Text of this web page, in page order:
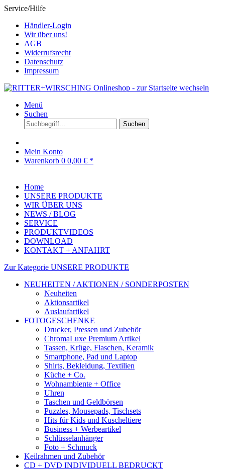
Service/Hilfe
Händler-Login
Wir über uns!
AGB
Widerrufsrecht
Datenschutz
Impressum
Menü
Suchen
Suchen
Mein Konto
Warenkorb 0 0,00 € *
Home
UNSERE PRODUKTE
WIR ÜBER UNS
NEWS / BLOG
SERVICE
PRODUKTVIDEOS
DOWNLOAD
KONTAKT + ANFAHRT
Zur Kategorie UNSERE PRODUKTE
NEUHEITEN / AKTIONEN / SONDERPOSTEN
Neuheiten
Aktionsartikel
Auslaufartikel
FOTOGESCHENKE
Drucker, Pressen und Zubehör
ChromaLuxe Premium Artikel
Tassen, Krüge, Flaschen, Keramik
Smartphone, Pad und Laptop
Shirts, Bekleidung, Textilien
Küche + Co.
Wohnambiente + Office
Uhren
Taschen und Geldbörsen
Puzzles, Mousepads, Tischsets
Hits für Kids und Kuscheltiere
Business + Werbeartikel
Schlüsselanhänger
Foto + Schmuck
Keilrahmen und Zubehör
CD + DVD INDIVIDUELL BEDRUCKT